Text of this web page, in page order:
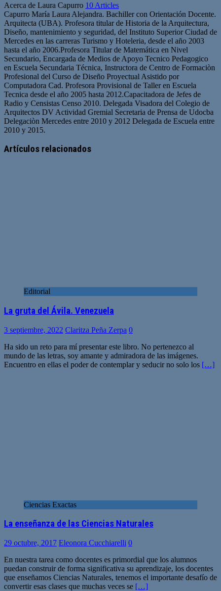
Acerca de Laura Capurro 10 Articles
Capurro María Laura Alejandra. Bachiller con Orientación Docente.
Arquitecta (UBA). Profesora titular de Historia de la Arquitectura,
Diseño, mantenimiento y seguridad, del Instituto Superior Ciudad de
Mercedes en las carreras Turismo y Hoteleria, desde el año 2003
hasta el año 2006.Profesora Titular de Matemática en Nivel
Secundario, Encargada de Medios de Apoyo Tecnico Pedagogico
en Escuela Secundaria Técnica, Instructora de Centro de Formaciòn
Profesional del Curso de Diseño Proyectual Asistido por
Computadora Cad. Profesora Provisional de Taller en Escuela
Tecnica desde el año 2005 hasta 2012.Capacitadora de Jefes de
Radio y Censistas Censo 2010. Delegada Visadora del Colegio de
Arquitectos DV Actividad Gremial Secretaria de Prensa de Udocba
Delegaciòn Mercedes entre 2010 y 2012 Delegada de Escuela entre
2010 y 2015.
Artículos relacionados
Editorial
La gruta del Ávila. Venezuela
3 septiembre, 2022 Claritza Peña Zerpa 0
Ha sido un reto para mí presentar este libro. No pertenezco al
mundo de las letras, soy amante y admiradora de las imágenes.
Encuentro en ellas el poder de contemplar y seducir no solo los […]
Ciencias Exactas
La enseñanza de las Ciencias Naturales
29 octubre, 2017 Eleonora Cucchiarelli 0
En nuestra tarea como docentes es primordial que los alumnos
puedan construir de forma significativa su aprendizaje, los docentes
que enseñamos Ciencias Naturales, tenemos el importante desafío de
convertir esas clases que muchas veces se […]